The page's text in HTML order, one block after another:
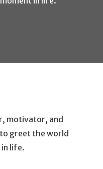
motivator, and
greet the world
life.